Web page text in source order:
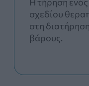
σχεδίου
στη
βάρους.